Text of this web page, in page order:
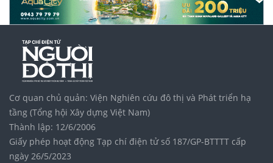
Cơ quan chủ quản: Viện Nghiên cứu đô thị và Phát triển hạ
tầng (Tổng hội Xây dựng Việt Nam)
Thành lập: 12/6/2006
Giấy phép hoạt động Tạp chí điện tử số 187/GP-BTTTT cấp
ngày 26/5/2023